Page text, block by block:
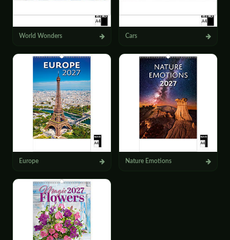
World Wonders Cars
Europe Nature Emotions